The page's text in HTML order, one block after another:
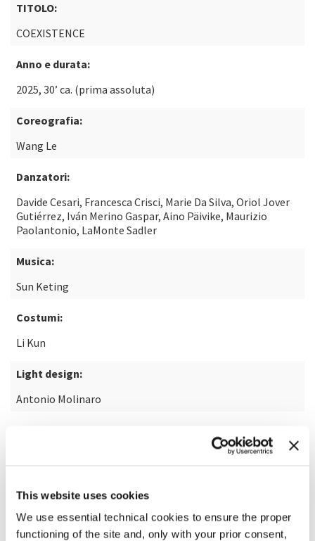
This website uses cookies
We use essential technical cookies to ensure the proper
functioning of the site and, only with your prior consent,
TITOLO:
COEXISTENCE
Anno e durata:
2025, 30’ ca. (prima assoluta)
Coreografia:
Wang Le
Danzatori:
Davide Cesari, Francesca Crisci, Marie Da Silva, Oriol Jover
Gutiérrez, Iván Merino Gaspar, Aino Päivike, Maurizio
Paolantonio, LaMonte Sadler
Musica:
Sun Keting
Costumi:
Li Kun
Light design:
Antonio Molinaro